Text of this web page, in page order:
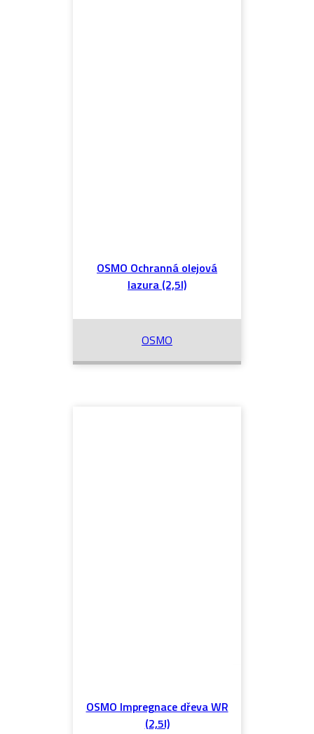
OSMO Ochranná olejová
lazura (2,5l)
OSMO
OSMO Impregnace dřeva WR
(2,5l)